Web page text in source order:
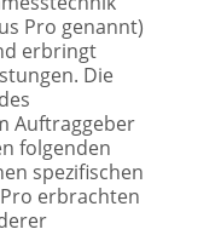
Pro genannt)
erbringt
Die
Auftraggeber
folgenden
spezifischen
erbrachten